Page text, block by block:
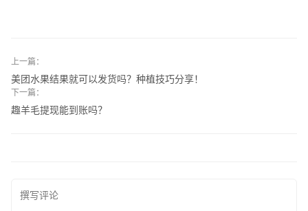
上一篇：
美团水果结果就可以发货吗？种植技巧分享！
下一篇：
趣羊毛提现能到账吗？